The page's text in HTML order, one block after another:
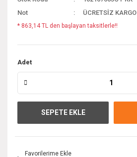
Not
ÜCRETSİZ KARGO
* 863,14 TL den başlayan taksitlerle!!
Adet
SEPETE EKLE